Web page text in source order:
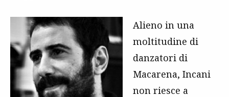
Alieno in una
moltitudine di
danzatori di
Macarena, Incani
non riesce a